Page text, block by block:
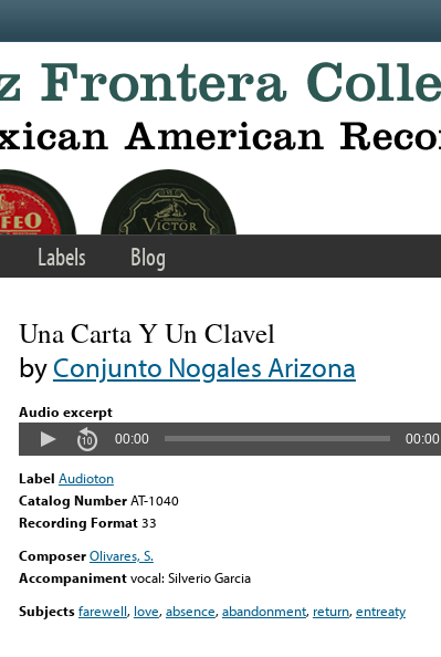
Labels Blog
Una Carta Y Un Clavel
byConjunto Nogales Arizona
Audio excerpt
00:00 00:00
Label Audioton
Catalog NumberAT-1040
Recording Format33
ComposerOlivares, S.
Accompanimentvocal: Silverio Garcia
Subjectsfarewell, love,absence,abandonment, return,entreaty